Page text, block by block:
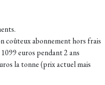
coûteux abonnement hors frais
euros pendant 2 ans
la tonne (prix actuel mais